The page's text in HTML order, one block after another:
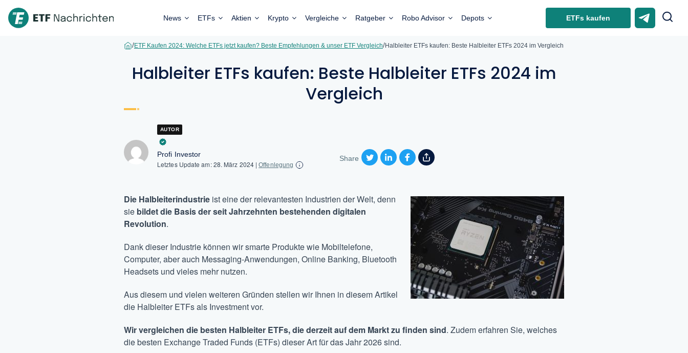
News ETFs Aktien Krypto Vergleiche Ratgeber Robo Advisor Depots ETFs kaufen
/ETF Kaufen 2024: Welche ETFs jetzt kaufen? Beste Empfehlungen & unser ETF Vergleich/Halbleiter ETFs kaufen: Beste Halbleiter ETFs 2024 im Vergleich
Halbleiter ETFs kaufen: Beste Halbleiter ETFs 2024 im
Vergleich
AUTOR
Profi Investor
Letztes Update am:28. März 2024 |Offenlegung
Share
Die Halbleiterindustrie ist eine der relevantesten Industrien der Welt, denn
sie bildet die Basis der seit Jahrzehnten bestehenden digitalen
Revolution.
Dank dieser Industrie können wir smarte Produkte wie Mobiltelefone,
Computer, aber auch Messaging-Anwendungen, Online Banking, Bluetooth
Headsets und vieles mehr nutzen.
Aus diesem und vielen weiteren Gründen stellen wir Ihnen in diesem Artikel
die Halbleiter ETFs als Investment vor.
Wir vergleichen die besten Halbleiter ETFs, die derzeit auf dem Markt zu finden sind. Zudem erfahren Sie, welches
die besten Exchange Traded Funds (ETFs) dieser Art für das Jahr 2026 sind.